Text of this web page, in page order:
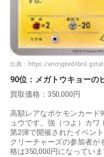
出典： https://encrypted-
90位：メガトウキョーの
買取価格：350,000円
高額レアなポケモンカード
ュウです。強（つよ）カワ
第2弾で開催されたイベン
クリーチャーズの参加者が
格は350,000円になっていま